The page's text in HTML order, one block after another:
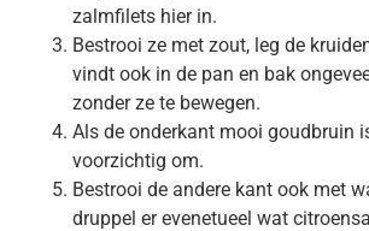
zalmfilets hier in.
Bestrooi ze met zout, leg de
vindt ook in de pan en bak
zonder ze te bewegen.
Als de onderkant mooi goudbruin
voorzichtig om.
Bestrooi de andere kant ook met
druppel er evenetueel wat